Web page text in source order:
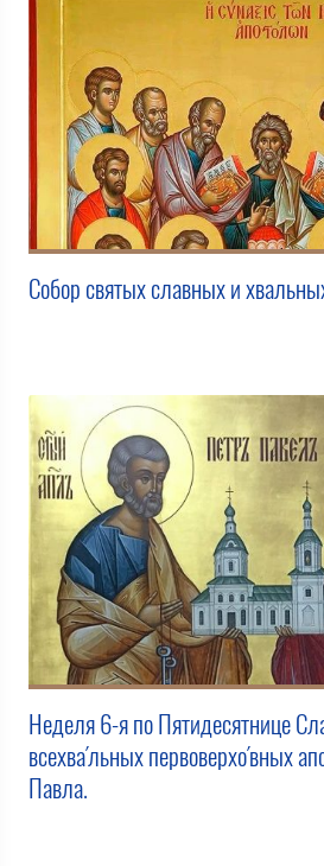
Собор святых славных и
Неделя 6-я по Пятидесятнице
всехва́льных первоверхо́вных
Павла.